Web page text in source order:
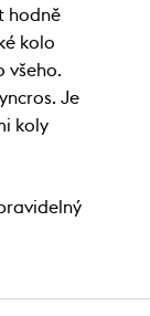
hodně
kolo
všeho.
Je
koly